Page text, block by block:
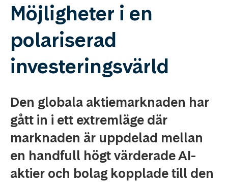
Möjligheter i en
polariserad
investeringsvärld
Den globala aktiemarknaden har
gått in i ett extremläge där
marknaden är uppdelad mellan
en handfull högt värderade AI-
aktier och bolag kopplade till den